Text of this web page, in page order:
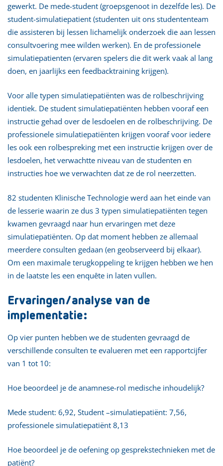
gewerkt. De mede-student (groepsgenoot in dezelfde les). De
student-simulatiepatient (studenten uit ons studententeam
die assisteren bij lessen lichamelijk onderzoek die aan lessen
consultvoering mee wilden werken). En de professionele
simulatiepatienten (ervaren spelers die dit werk vaak al lang
doen, en jaarlijks een feedbacktraining krijgen).
Voor alle typen simulatiepatiënten was de rolbeschrijving
identiek. De student simulatiepatiënten hebben vooraf een
instructie gehad over de lesdoelen en de rolbeschrijving. De
professionele simulatiepatiënten krijgen vooraf voor iedere
les ook een rolbespreking met een instructie krijgen over de
lesdoelen, het verwachtte niveau van de studenten en
instructies hoe we verwachten dat ze de rol neerzetten.
82 studenten Klinische Technologie werd aan het einde van
de lesserie waarin ze dus 3 typen simulatiepatiënten tegen
kwamen gevraagd naar hun ervaringen met deze
simulatiepatiënten. Op dat moment hebben ze allemaal
meerdere consulten gedaan (en geobserveerd bij elkaar).
Om een maximale terugkoppeling te krijgen hebben we hen
in de laatste les een enquête in laten vullen.
Ervaringen/analyse van de
implementatie:
Op vier punten hebben we de studenten gevraagd de
verschillende consulten te evalueren met een rapportcijfer
van 1 tot 10:
Hoe beoordeel je de anamnese-rol medische inhoudelijk?
Mede student: 6,92, Student –simulatiepatiënt: 7,56,
professionele simulatiepatiënt 8,13
Hoe beoordeel je de oefening op gesprekstechnieken met de
patiënt?